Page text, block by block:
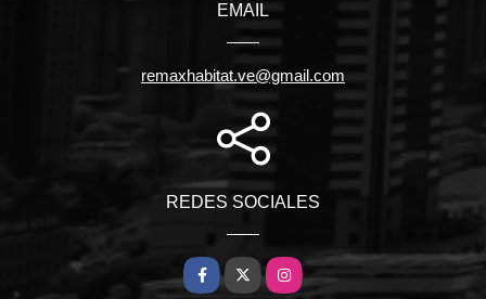
EMAIL
remaxhabitat.ve@gmail.com
REDES SOCIALES
Facebook
X Instagram